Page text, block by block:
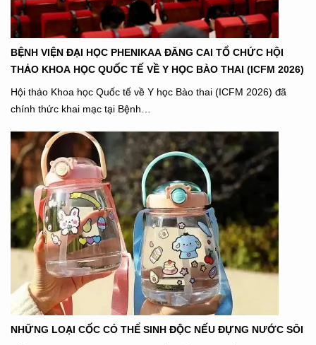
BỆNH VIỆN ĐẠI HỌC PHENIKAA ĐĂNG CAI TỔ CHỨC HỘI
THẢO KHOA HỌC QUỐC TẾ VỀ Y HỌC BÀO THAI (ICFM 2026)
Hội thảo Khoa học Quốc tế về Y học Bào thai (ICFM 2026) đã
chính thức khai mạc tại Bệnh…
NHỮNG LOẠI CỐC CÓ THỂ SINH ĐỘC NẾU ĐỰNG NƯỚC SÔI